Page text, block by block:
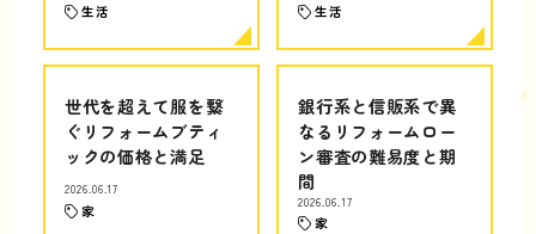
生活 生活
世代を超えて服を繋
ぐリフォームブティ
ックの価格と満足
2026.06.17
家
銀行系と信販系で異
なるリフォームロー
ン審査の難易度と期
間
2026.06.17
家